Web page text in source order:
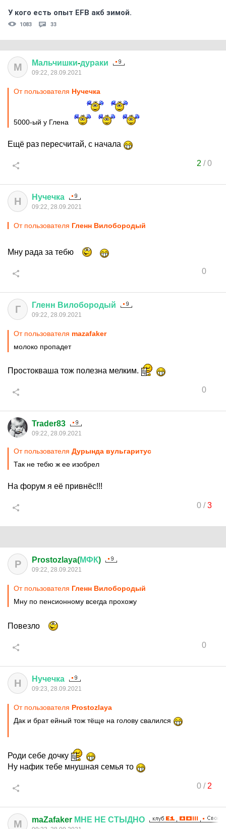
У кого есть опыт EFB акб зимой.
1083 33
М Мальчишки-дураки
09:22, 28.09.2021
От пользователя Нучечка
5000-ый у Глена
Ещё раз пересчитай, с начала
2 /0
Н Нучечка
09:22, 28.09.2021
От пользователя Гленн Вилобородый
Мну рада за тебю
0
Г Гленн Вилобородый
09:22, 28.09.2021
От пользователя mazafaker
молоко пропадет
Простокваша тож полезна мелким.
0
Trader83
09:22, 28.09.2021
От пользователя Дурында вульгаритус
Так не тебю ж ее изобрел
На форум я её привнёс!!!
0/3
P Prostozlaya(МФК)
09:22, 28.09.2021
От пользователя Гленн Вилобородый
Мну по пенсионному всегда прохожу
Повезло
0
Н Нучечка
09:23, 28.09.2021
От пользователя Prostozlaya
Дак и брат ейный тож тёще на голову свалился
Роди себе дочку
Ну нафик тебе мнушная семья то
0/ 2
M maZafaker МНЕ НЕ СТЫДНО